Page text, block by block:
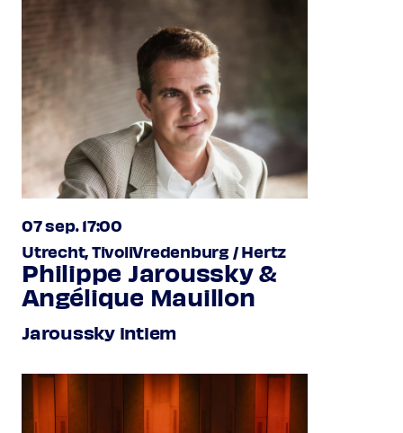
07 sep. 17:00
Utrecht, TivoliVredenburg / Hertz
Philippe Jaroussky &
Angélique Mauillon
Jaroussky intiem